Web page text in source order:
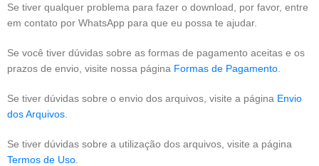
Se tiver qualquer problema para fazer o download, por favor, entre
em contato por WhatsApp para que eu possa te ajudar.
Se você tiver dúvidas sobre as formas de pagamento aceitas e os
prazos de envio, visite nossa página Formas de Pagamento
Se tiver dúvidas sobre o envio dos arquivos, visite a página Envio
dos Arquivos
Se tiver dúvidas sobre a utilização dos arquivos, visite a página
Termos de Uso